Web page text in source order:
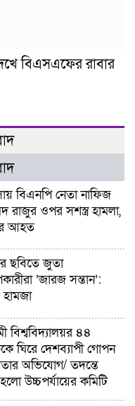
বিএসএফের রাবার
বিএনপি নেতা নাফিজ
রাজুর ওপর সশস্ত্র হামলা,
আহত
ছবিতে জুতা
‘জারজ সন্তান’:
বিশ্ববিদ্যালয়র ৪৪
ঘিরে দেশব্যাপী গোপন
অভিযোগ/ তদন্তে
উচ্চপর্যায়ের কমিটি